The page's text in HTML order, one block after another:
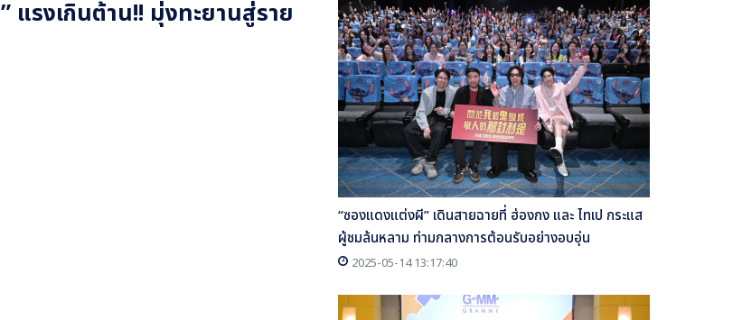
แรงเกินต้าน!! มุ่งทะยานสู่ราย
“ซองแดงแต่งผี” เดินสายฉายที่ ฮ่องกง และ ไทเป กระแส
ผู้ชมล้นหลาม ท่ามกลางการต้อนรับอย่างอบอุ่น
2025-05-14 13:17:40